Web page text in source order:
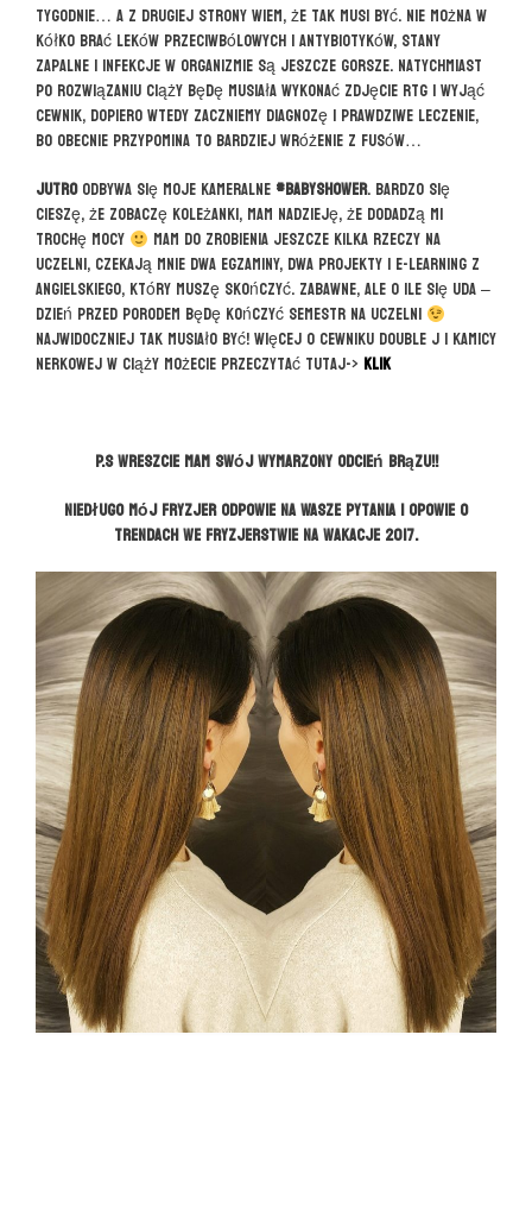
tygodnie… a z drugiej strony wiem, że tak musi być. Nie można w
kółko brać leków przeciwbólowych i antybiotyków, stany
zapalne i infekcje w organizmie są jeszcze gorsze. Natychmiast
po rozwiązaniu ciąży będę musiała wykonać zdjęcie RTG i wyjąć
cewnik, dopiero wtedy zaczniemy diagnozę i prawdziwe leczenie,
bo obecnie przypomina to bardziej wróżenie z fusów…
Jutroodbywa się moje kameralne #babyshower. Bardzo się
cieszę, że zobaczę koleżanki, mam nadzieję, że dodadzą mi
trochę mocy
Mam do zrobienia jeszcze kilka rzeczy na
uczelni, czekają mnie dwa egzaminy, dwa projekty i e-learning z
angielskiego, który muszę skończyć. Zabawne, ale o ile się uda –
dzień przed porodem będę kończyć semestr na uczelni
Najwidoczniej tak musiało być! Więcej o cewniku Double J i kamicy
nerkowej w ciąży możecie przeczytać tutaj-> KLIK
P.S wreszcie mam swój wymarzony odcień brązu!!
Niedługo mój fryzjer odpowie na Wasze pytania i opowie o
trendach we fryzjerstwie na wakacje 2017.